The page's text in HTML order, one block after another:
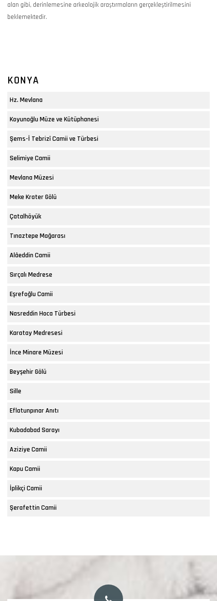
alan gibi, derinlemesine arkeolojik araştırmaların gerçekleştirilmesini
beklemektedir.
KONYA
Hz. Mevlana
Koyunoğlu Müze ve Kütüphanesi
Şems-İ Tebrizî Camii ve Türbesi
Selimiye Camii
Mevlana Müzesi
Meke Krater Gölü
Çatalhöyük
Tınaztepe Mağarası
Alâeddin Camii
Sırçalı Medrese
Eşrefoğlu Camii
Nasreddin Hoca Türbesi
Karatay Medresesi
İnce Minare Müzesi
Beyşehir Gölü
Sille
Eflatunpınar Anıtı
Kubadabad Sarayı
Aziziye Camii
Kapu Camii
İplikçi Camii
Şerafettin Camii